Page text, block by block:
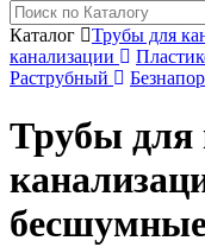
Каталог Трубы для
канализации
Раструбный
Трубы для
бесшумные